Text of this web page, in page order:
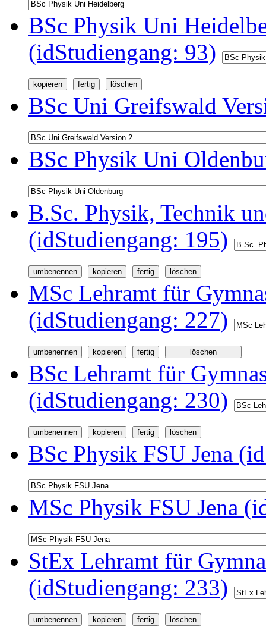
BSc Physik Uni
(idStudiengang: 93)
BSc Uni Greifswald
BSc Physik Uni
B.Sc. Physik, Technik
(idStudiengang: 195)
MSc Lehramt für
(idStudiengang: 227)
BSc Lehramt für
(idStudiengang: 230)
BSc Physik FSU Jena
MSc Physik FSU Jena
StEx Lehramt für
(idStudiengang: 233)